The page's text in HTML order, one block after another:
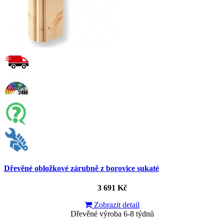
Dřevěné obložkové zárubně z borovice sukaté
3 691 Kč
Zobrazit detail
Dřevěné výroba 6-8 týdnů